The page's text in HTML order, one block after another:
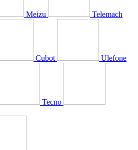
Meizu Telemach
Cubot Ulefone
Tecno